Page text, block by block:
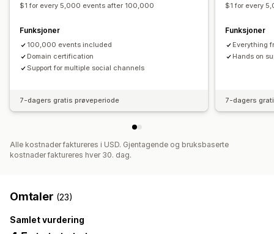
Samtykke av personvernforordningen
Ytelsesanalyse
$1 for every 5,000 events after 100,000
Funksjoner
100,000 events included
Domain certification
Support for multiple social channels
7-dagers gratis prøveperiode
$1 for every
Funksjoner
Everything
Hands on
7-dagers
Alle kostnader faktureres i USD. Gjentagende og bruksbaserte
kostnader faktureres hver 30. dag.
Omtaler (23)
Samlet vurdering